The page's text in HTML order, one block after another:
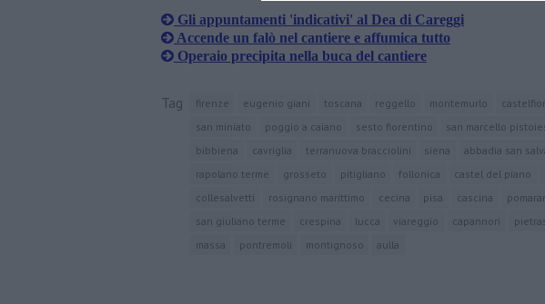
Gli appuntamenti 'indicativi' al Dea di Careggi
Accende un falò nel cantiere e affumica tutto
Operaio precipita nella buca del cantiere
Tag firenze eugenio giani toscana reggello montemurlo
san miniato
poggio a caiano sesto fiorentino san marcello
bibbiena
cavriglia terranuova bracciolini siena abbadia san
rapolano terme
grosseto pitigliano follonica castel del piano
collesalvetti
rosignano marittimo cecina pisa cascina
san giuliano terme
crespina lucca viareggio capannori
massa
pontremoli montignoso aulla